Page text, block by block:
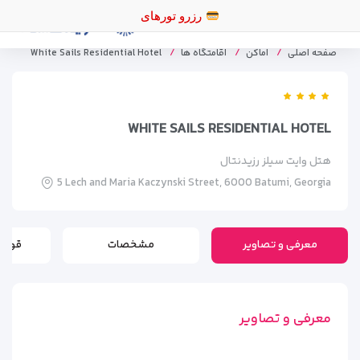
صفحه اصلی اماکن اقامتگاه ها White Sails Residential Hotel
WHITE SAILS RESIDENTIAL HOTEL
هتل وایت سیلز رزیدنتال
5 Lech and Maria Kaczynski Street, 6000 Batumi, Georgia
معرفی و تصاویر مشخصات
معرفی و تصاویر